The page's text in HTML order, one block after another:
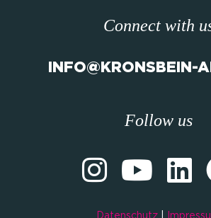
Connect with
INFO@KRONSBEIN-
Follow us
Datenschutz